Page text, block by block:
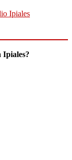
Ipiales
Ipiales?